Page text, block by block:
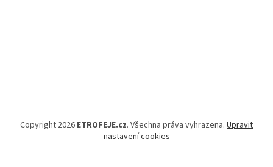
Copyright 2026 ETROFEJE.cz. Všechna práva vyhrazena. Upravit
nastavení cookies